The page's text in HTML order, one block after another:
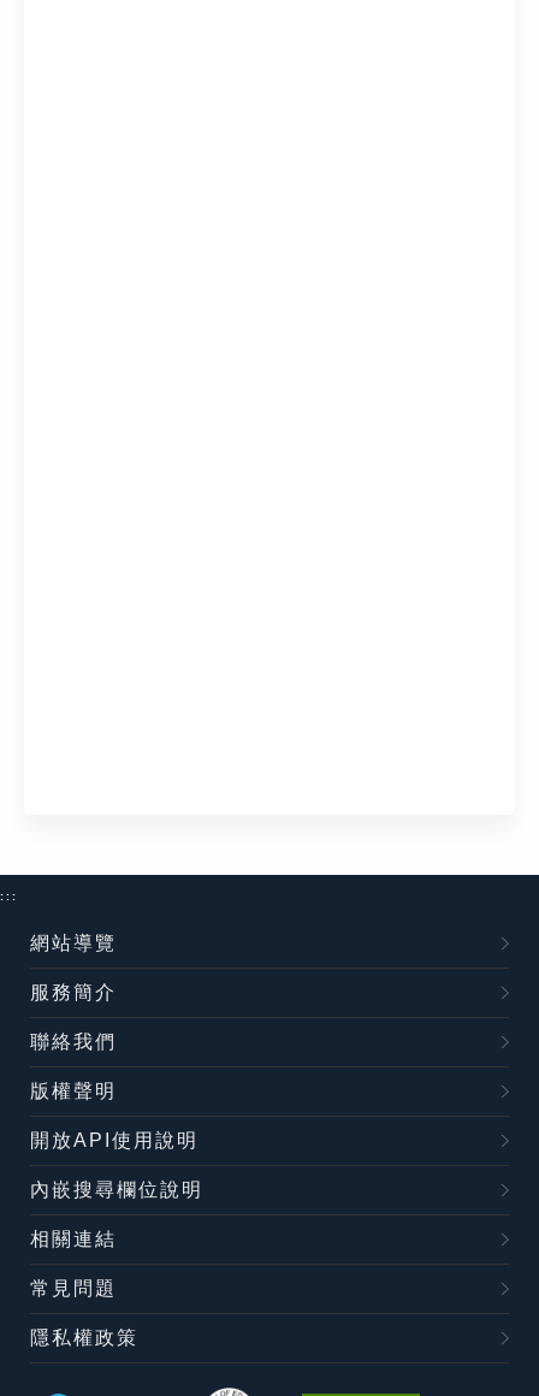
:::
網站導覽
服務簡介
聯絡我們
版權聲明
開放API使用說明
內嵌搜尋欄位說明
相關連結
常見問題
隱私權政策